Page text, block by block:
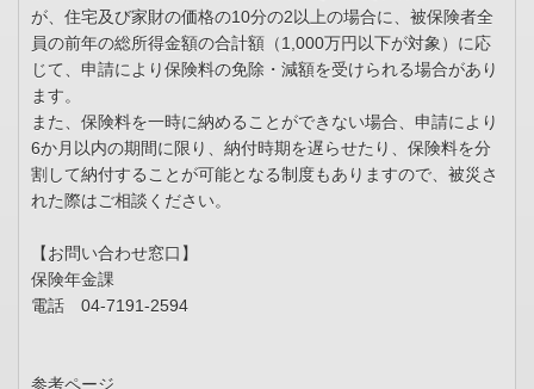
が、住宅及び家財の価格の10分の2以上の場合に、被保険者全
員の前年の総所得金額の合計額（1,000万円以下が対象）に応
じて、申請により保険料の免除・減額を受けられる場合があり
ます。
また、保険料を一時に納めることができない場合、申請により
6か月以内の期間に限り、納付時期を遅らせたり、保険料を分
割して納付することが可能となる制度もありますので、被災さ
れた際はご相談ください。
【お問い合わせ窓口】
保険年金課
電話 04-7191-2594
参考ページ